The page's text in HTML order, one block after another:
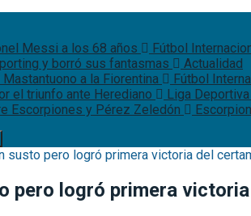
Messi a los 68 años
Fútbol
y borró sus fantasmas
Actualidad
a la Fiorentina
Fútbol
el triunfo ante Herediano
Liga
Escorpiones y Pérez Zeledón
susto pero logró primera victoria del
pero logró primera